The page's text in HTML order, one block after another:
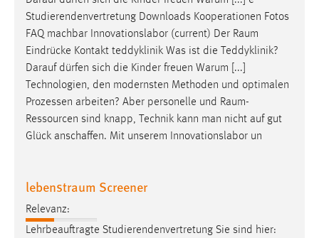
Studierendenvertretung Downloads Kooperationen Fotos
FAQ machbar Innovationslabor (current) Der Raum
Eindrücke Kontakt teddyklinik Was ist die Teddyklinik?
Darauf dürfen sich die Kinder freuen Warum [...]
Technologien, den modernsten Methoden und optimalen
Prozessen arbeiten? Aber personelle und Raum-
Ressourcen sind knapp, Technik kann man nicht auf gut
Glück anschaffen. Mit unserem Innovationslabor un
lebenstraum Screener
Relevanz:
Lehrbeauftragte Studierendenvertretung Sie sind hier: